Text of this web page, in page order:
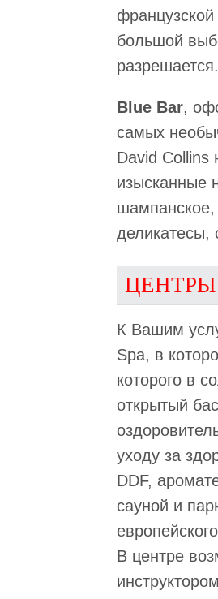
большой
разрешается.
Blue Bar,
самых
David Collins
изысканные
шампанское,
К Вашим
Spa, в
которого в
открытый
уходу за
DDF,
сауной и
В центре